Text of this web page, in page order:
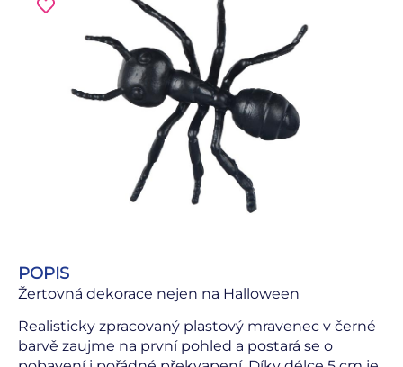
POPIS
Žertovná dekorace nejen na Halloween
Realisticky zpracovaný plastový mravenec v černé
barvě zaujme na první pohled a postará se o